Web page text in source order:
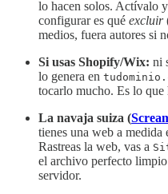
lo hacen solos. Actívalo
configurar es qué excluir
medios, fuera autores si
Si usas Shopify/Wix: ni
lo genera en
tocarlo mucho. Es lo que
La navaja suiza (
tienes una web a medida
Rastreas la web, vas a
el archivo perfecto
servidor.